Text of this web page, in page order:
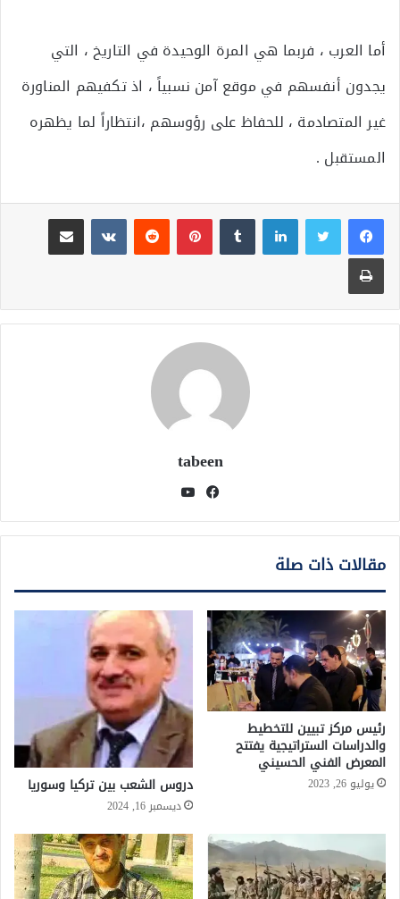
أما العرب ، فربما هي المرة الوحيدة في التاريخ ، التي
يجدون أنفسهم في موقع آمن نسبياً ، اذ تكفيهم المناورة
غير المتصادمة ، للحفاظ على رؤوسهم ،انتظاراً لما يظهره
المستقبل .
لينكدإن بينتيريست
مشاركة عبر البريد
طباعة
tabeen
فيسبوك
مقالات ذات صلة
رئيس مركز تبيين للتخطيط
والدراسات الستراتيجية يفتتح
المعرض الفني الحسيني
يوليو 26, 2023 دروس الشعب بين تركيا وسوريا
ديسمبر 16, 2024